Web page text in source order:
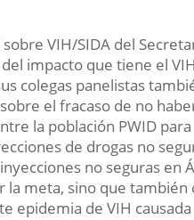
VIH/SIDA del
impacto que tiene el
colegas panelistas
el fracaso de no
la población PWID
de drogas no
no seguras en
la meta, sino que
epidemia de VIH